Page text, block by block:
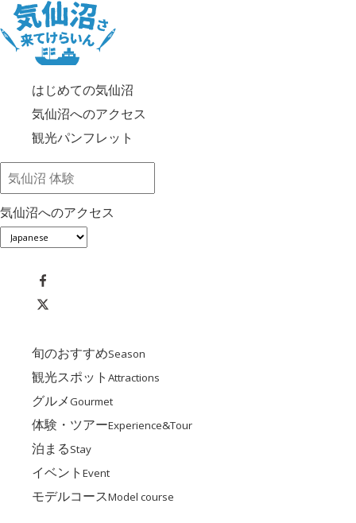
はじめての気仙沼
気仙沼へのアクセス
観光パンフレット
気仙沼へのアクセス
旬のおすすめSeason
観光スポット Attractions
グルメGourmet
体験・ツアーExperience&Tour
泊まるStay
イベント Event
モデルコースModel course